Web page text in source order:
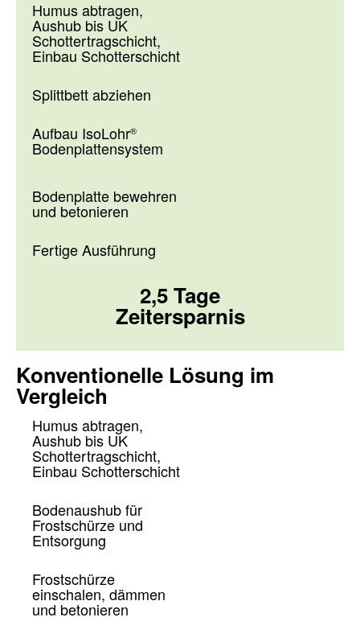
Humus abtragen,
Aushub bis UK
Schottertragschicht,
Einbau Schotterschicht
Splittbett abziehen
Aufbau IsoLohr®
Bodenplattensystem
Bodenplatte bewehren
und betonieren
Fertige Ausführung
2,5 Tage
Zeitersparnis
Konventionelle Lösung im
Vergleich
Humus abtragen,
Aushub bis UK
Schottertragschicht,
Einbau Schotterschicht
Bodenaushub für
Frostschürze und
Entsorgung
Frostschürze
einschalen, dämmen
und betonieren